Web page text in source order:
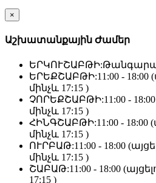
×
Աշխատանքային Ժամեր
ԵՐԿՈՒՇԱԲԹԻ:
ԵՐԵՔՇԱԲԹԻ:11:00 -
մինչև 17:15 )
ՉՈՐԵՔՇԱԲԹԻ:11:00 -
մինչև 17:15 )
ՀԻՆԳՇԱԲԹԻ:11:00 -
մինչև 17:15 )
ՈՒՐԲԱԹ:11:00 - 18:00
մինչև 17:15 )
ՇԱԲԱԹ:11:00 - 18:00
17:15 )